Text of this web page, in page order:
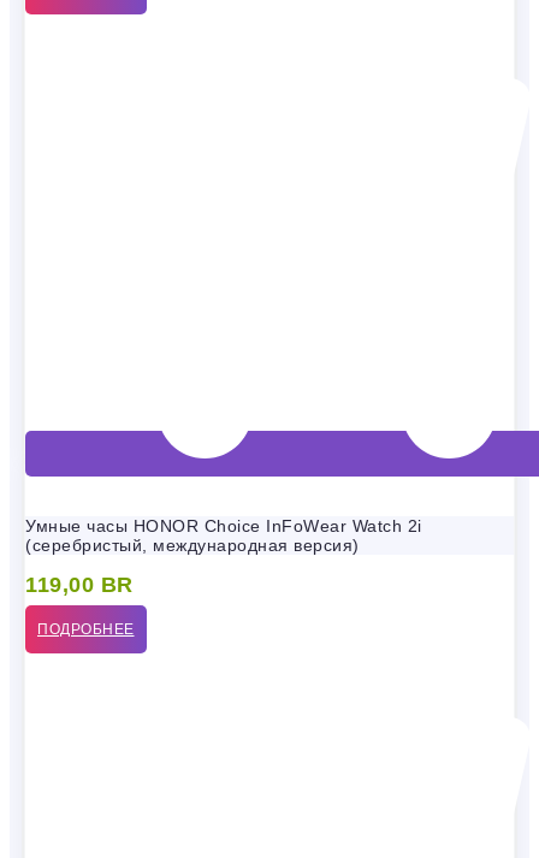
Умные часы HONOR Choice InFoWear Watch 2i
(серебристый, международная версия)
119,00 BR
ПОДРОБНЕЕ